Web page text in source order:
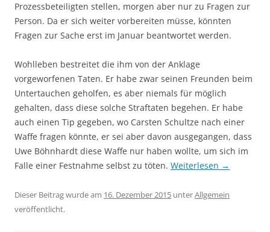
Prozessbeteiligten stellen, morgen aber nur zu Fragen zur
Person. Da er sich weiter vorbereiten müsse, könnten
Fragen zur Sache erst im Januar beantwortet werden.
Wohlleben bestreitet die ihm von der Anklage
vorgeworfenen Taten. Er habe zwar seinen Freunden beim
Untertauchen geholfen, es aber niemals für möglich
gehalten, dass diese solche Straftaten begehen. Er habe
auch einen Tip gegeben, wo Carsten Schultze nach einer
Waffe fragen könnte, er sei aber davon ausgegangen, dass
Uwe Böhnhardt diese Waffe nur haben wollte, um sich im
Falle einer Festnahme selbst zu töten. Weiterlesen →
Dieser Beitrag wurde am 16. Dezember 2015 unterAllgemein
veröffentlicht.